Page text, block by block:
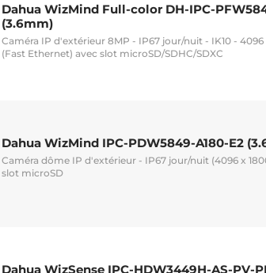
Dahua WizMind Full-color DH-IPC-
(3.6mm)
Caméra IP d'extérieur 8MP - IP67 jour/nuit - IK10 - 4096
(Fast Ethernet) avec slot microSD/SDHC/SDXC
Dahua WizMind IPC-PDW5849-A180-E2
Caméra dôme IP d'extérieur - IP67 jour/nuit (4096 x
slot microSD
Dahua WizSense IPC-HDW3449H-AS-PV-